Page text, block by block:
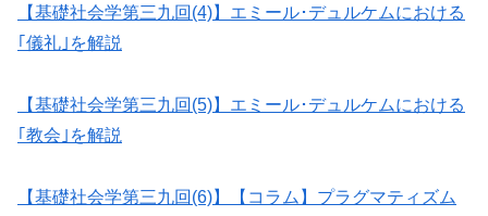
【基礎社会学第三九回(4)】エミール･デュルケムにおける
｢儀礼｣を解説
【基礎社会学第三九回(5)】エミール･デュルケムにおける
｢教会｣を解説
【基礎社会学第三九回(6)】【コラム】プラグマティズム